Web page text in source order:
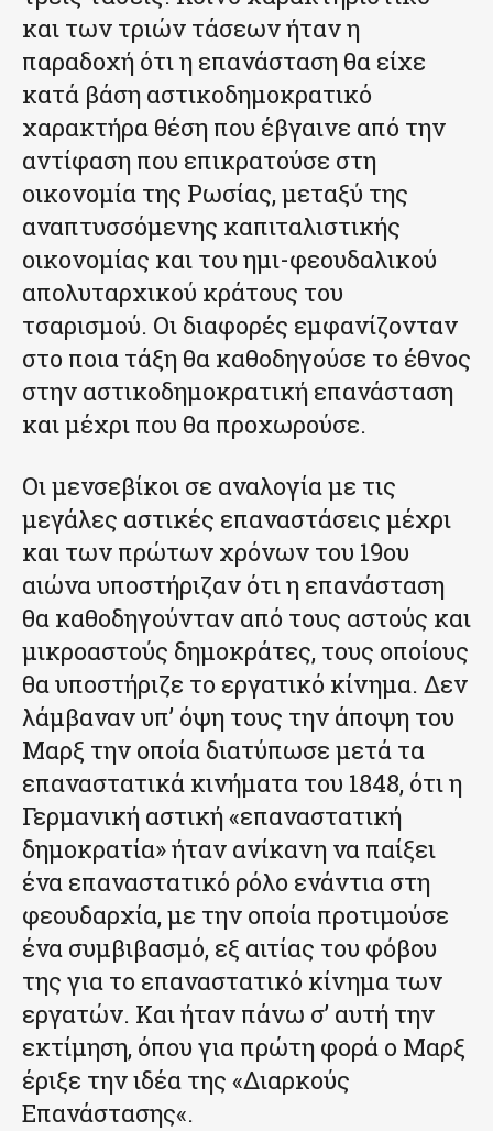
και των τριών τάσεων ήταν η
παραδοχή ότι η επανάσταση θα είχε
κατά βάση αστικοδημοκρατικό
χαρακτήρα θέση που έβγαινε από την
αντίφαση που επικρατούσε στη
οικονομία της Ρωσίας, μεταξύ της
αναπτυσσόμενης καπιταλιστικής
οικονομίας και του ημι-φεουδαλικού
απολυταρχικού κράτους του
τσαρισμού. Οι διαφορές εμφανίζονταν
στο ποια τάξη θα καθοδηγούσε το έθνος
στην αστικοδημοκρατική επανάσταση
και μέχρι που θα προχωρούσε.
Οι μενσεβίκοι σε αναλογία με τις
μεγάλες αστικές επαναστάσεις μέχρι
και των πρώτων χρόνων του 19ου
αιώνα υποστήριζαν ότι η επανάσταση
θα καθοδηγούνταν από τους αστούς και
μικροαστούς δημοκράτες, τους οποίους
θα υποστήριζε το εργατικό κίνημα. Δεν
λάμβαναν υπ’ όψη τους την άποψη του
Μαρξ την οποία διατύπωσε μετά τα
επαναστατικά κινήματα του 1848, ότι η
Γερμανική αστική «επαναστατική
δημοκρατία» ήταν ανίκανη να παίξει
ένα επαναστατικό ρόλο ενάντια στη
φεουδαρχία, με την οποία προτιμούσε
ένα συμβιβασμό, εξ αιτίας του φόβου
της για το επαναστατικό κίνημα των
εργατών. Και ήταν πάνω σ’ αυτή την
εκτίμηση, όπου για πρώτη φορά ο Μαρξ
έριξε την ιδέα της «Διαρκούς
Επανάστασης«.